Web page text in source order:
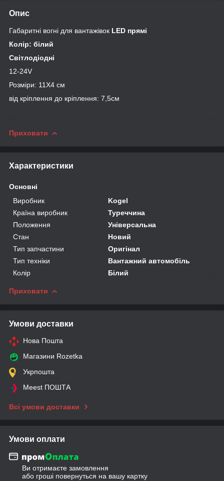
Опис
Габаритні вогні для вантажівок LED прямі
Колір: білий
Світлодіодні
12-24V
Розміри: 11Х4 см
від кріплення до кріплення: 7,5см
Приховати
Характеристики
Основні
Виробник
Kogel
Країна виробник
Туреччина
Положення
Універсальна
Стан
Новий
Тип запчастини
Оригінал
Тип техніки
Вантажний автомобіль
Колір
Білий
Приховати
Умови доставки
Нова Пошта
Магазини Rozetka
Укрпошта
Meest ПОШТА
Всі умови доставки
Умови оплати
Ви отримаєте замовлення
або гроші повернуться на вашу картку